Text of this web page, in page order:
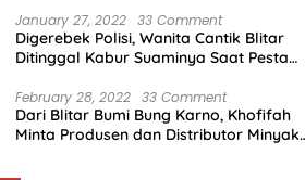
January 27, 2022 33 Comment
Digerebek Polisi, Wanita Cantik Blitar
Ditinggal Kabur Suaminya Saat Pesta
February 28, 2022 33 Comment
Dari Blitar Bumi Bung Karno, Khofifah
Minta Produsen dan Distributor Minyak